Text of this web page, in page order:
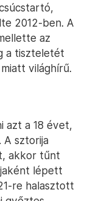
2012-ben. A
az
a tiszteletét
világhírű.
azt a 18 évet,
A sztorija
akkor tűnt
lépett
re halasztott